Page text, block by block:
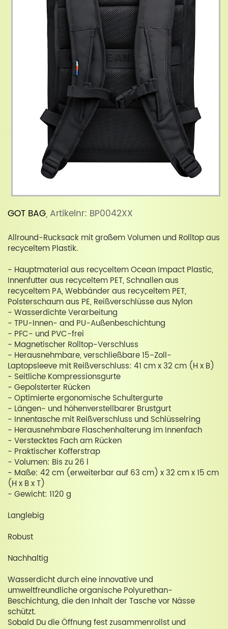
GOT BAG, Artikelnr: BP0042XX
Allround-Rucksack mit großem Volumen und Rolltop aus
recyceltem Plastik.
- Hauptmaterial aus recyceltem Ocean Impact Plastic,
Innenfutter aus recyceltem PET, Schnallen aus
recyceltem PA, Webbänder aus recyceltem PET,
Polsterschaum aus PE, Reißverschlüsse aus Nylon
- Wasserdichte Verarbeitung
- TPU-Innen- and PU-Außenbeschichtung
- PFC- und PVC-frei
- Magnetischer Rolltop-Verschluss
- Herausnehmbare, verschließbare 15-Zoll-
Laptopsleeve mit Reißverschluss: 41 cm x 32 cm (H x B)
- Seitliche Kompressionsgurte
- Gepolsterter Rücken
- Optimierte ergonomische Schultergurte
- Längen- und höhenverstellbarer Brustgurt
- Innentasche mit Reißverschluss und Schlüsselring
- Herausnehmbare Flaschenhalterung im Innenfach
- Verstecktes Fach am Rücken
- Praktischer Kofferstrap
- Volumen: Bis zu 26 l
- Maße: 42 cm (erweiterbar auf 63 cm) x 32 cm x 15 cm
(H x B x T)
- Gewicht: 1120 g
Langlebig
Robust
Nachhaltig
Wasserdicht durch eine innovative und
umweltfreundliche organische Polyurethan-
Beschichtung, die den Inhalt der Tasche vor Nässe
schützt.
Sobald Du die Öffnung fest zusammenrollst und